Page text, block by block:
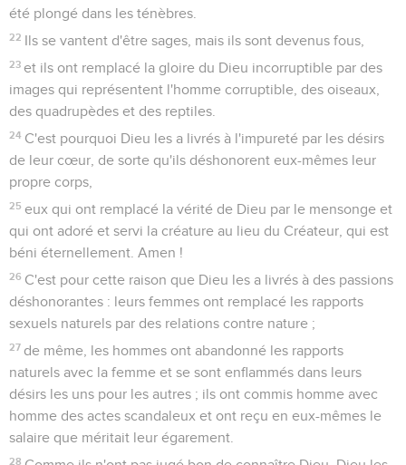
été plongé dans les ténèbres.
22 Ils se vantent d'être sages, mais ils sont devenus fous,
23 et ils ont remplacé la gloire du Dieu incorruptible par des
images qui représentent l'homme corruptible, des oiseaux,
des quadrupèdes et des reptiles.
24 C'est pourquoi Dieu les a livrés à l'impureté par les désirs
de leur cœur, de sorte qu'ils déshonorent eux-mêmes leur
propre corps,
25 eux qui ont remplacé la vérité de Dieu par le mensonge et
qui ont adoré et servi la créature au lieu du Créateur, qui est
béni éternellement. Amen !
26 C'est pour cette raison que Dieu les a livrés à des passions
déshonorantes : leurs femmes ont remplacé les rapports
sexuels naturels par des relations contre nature ;
27 de même, les hommes ont abandonné les rapports
naturels avec la femme et se sont enflammés dans leurs
désirs les uns pour les autres ; ils ont commis homme avec
homme des actes scandaleux et ont reçu en eux-mêmes le
salaire que méritait leur égarement.
28